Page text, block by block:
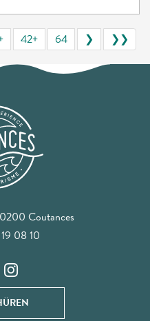
42+ 64 ❯ ❯❯
Coutances
08 10